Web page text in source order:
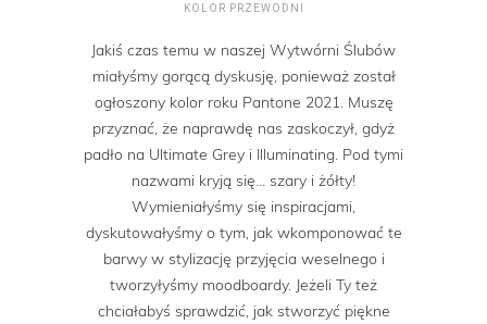
KOLOR PRZEWODNI
Jakiś czas temu w naszej Wytwórni Ślubów
miałyśmy gorącą dyskusję, ponieważ został
ogłoszony kolor roku Pantone 2021. Muszę
przyznać, że naprawdę nas zaskoczył, gdyż
padło na Ultimate Grey i Illuminating. Pod tymi
nazwami kryją się… szary i żółty!
Wymieniałyśmy się inspiracjami,
dyskutowałyśmy o tym, jak wkomponować te
barwy w stylizację przyjęcia weselnego i
tworzyłyśmy moodboardy. Jeżeli Ty też
chciałabyś sprawdzić, jak stworzyć piękne